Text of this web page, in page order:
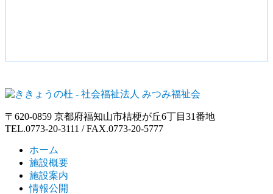
〒620-0859 京都府福知山市桔梗が丘6丁目31番地
TEL.0773-20-3111 / FAX.0773-20-5777
ホーム
施設概要
施設案内
情報公開